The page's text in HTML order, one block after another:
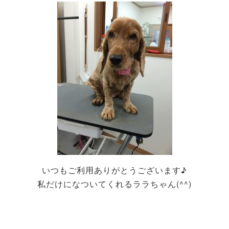
いつもご利用ありがとうございます♪
私だけになついてくれるララちゃん(^^)